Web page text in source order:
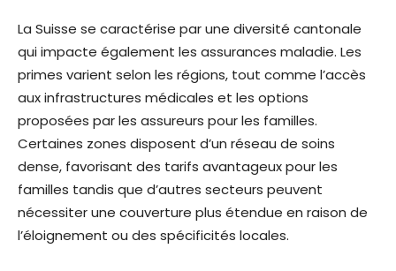
La Suisse se caractérise par une diversité cantonale
qui impacte également les assurances maladie. Les
primes varient selon les régions, tout comme l’accès
aux infrastructures médicales et les options
proposées par les assureurs pour les familles.
Certaines zones disposent d’un réseau de soins
dense, favorisant des tarifs avantageux pour les
familles tandis que d’autres secteurs peuvent
nécessiter une couverture plus étendue en raison de
l’éloignement ou des spécificités locales.